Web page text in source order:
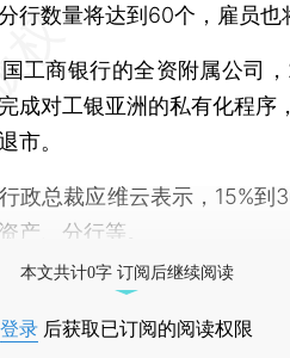
行数量将达到60个，雇员也
商银行的全资附属公司，
成对工银亚洲的私有化程序
市。
总裁应维云表示，15%到
产、分行等。
本文共计0字 订阅后继续阅读
登录 后获取已订阅的阅读权限